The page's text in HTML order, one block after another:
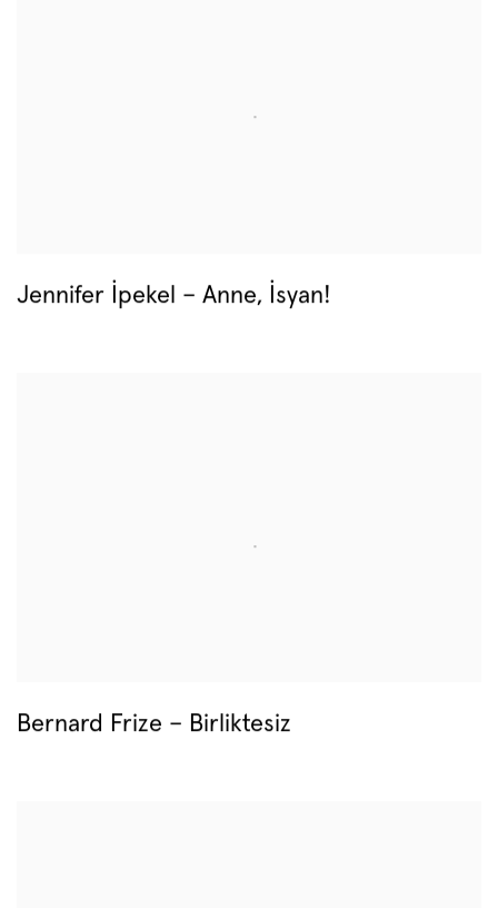
Jennifer İpekel – Anne, İsyan!
Bernard Frize – Birliktesiz